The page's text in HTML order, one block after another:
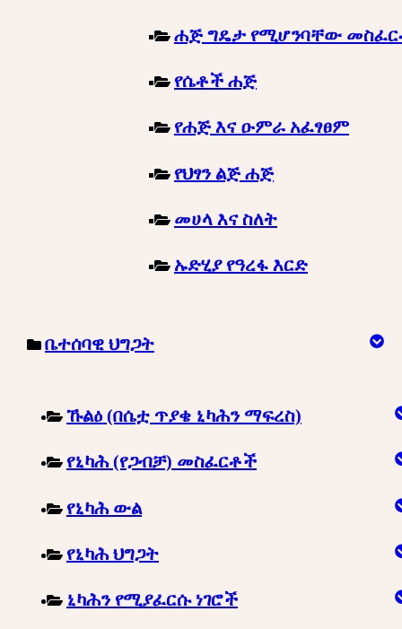
ሐጅ ግዴታ የሚሆንባቸው
የሴቶች ሐጅ
የሐጅ እና ዑምራ አፈፃፀም
የህፃን ልጅ ሐጅ
መሀላ እና ስለት
ኡድሂያ የዓረፋ እርድ
ቤተሰባዊ ህግጋት
ኹልዕ (በሴቷ ጥያቄ ኒካሕን ማፍረስ)
የኒካሕ (የጋብቻ) መስፈርቶች
የኒካሕ ውል
የኒካሕ ህግጋት
ኒካሕን የሚያፈርሱ ነገሮች